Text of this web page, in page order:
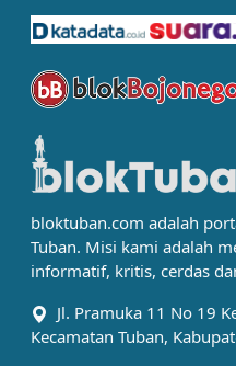
bloktuban.com adalah
Tuban. Misi kami adalah
informatif, kritis, cerdas
Jl. Pramuka 11 No 19
Kecamatan Tuban,